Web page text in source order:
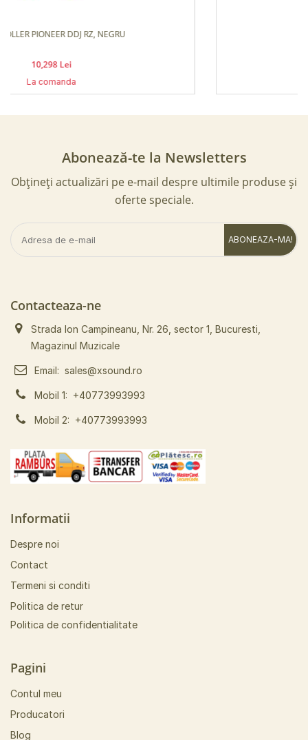
Abonează-te la Newsletters
Obțineți actualizări pe e-mail despre ultimile produse și
oferte speciale.
ABONEAZA-MA!
Contacteaza-ne
Strada Ion Campineanu, Nr. 26, sector 1, Bucuresti,
Magazinul Muzicale
Email: sales@xsound.ro
Mobil 1: +40773993993
Mobil 2: +40773993993
Informatii
Despre noi
Contact
Termeni si conditi
Politica de retur
Politica de confidentialitate
Pagini
Contul meu
Producatori
Blog